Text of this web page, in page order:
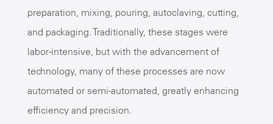
preparation, mixing, pouring, autoclaving, cutting,
and packaging. Traditionally, these stages were
labor-intensive, but with the advancement of
technology, many of these processes are now
automated or semi-automated, greatly enhancing
efficiency and precision.